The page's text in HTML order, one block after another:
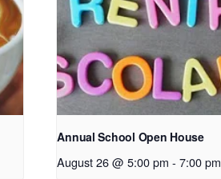
Annual School Open House
August 26 @ 5:00 pm - 7:00 pm